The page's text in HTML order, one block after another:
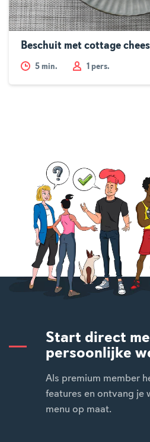
Beschuit met cottage
5 min. 1 pers.
Start direct
persoonlijke
Als premium member
features en ontvang je
menu op maat.